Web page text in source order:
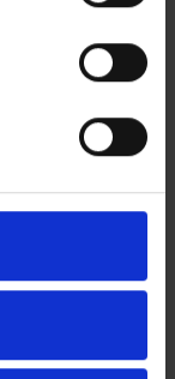
su
por los tres
con esta
Academia
Aire. Con ella ha
necesaria para
princesa Leonor